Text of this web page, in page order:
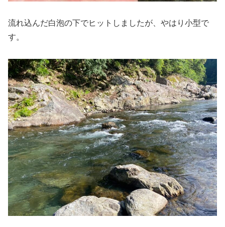
流れ込んだ白泡の下でヒットしましたが、やはり小型で
す。